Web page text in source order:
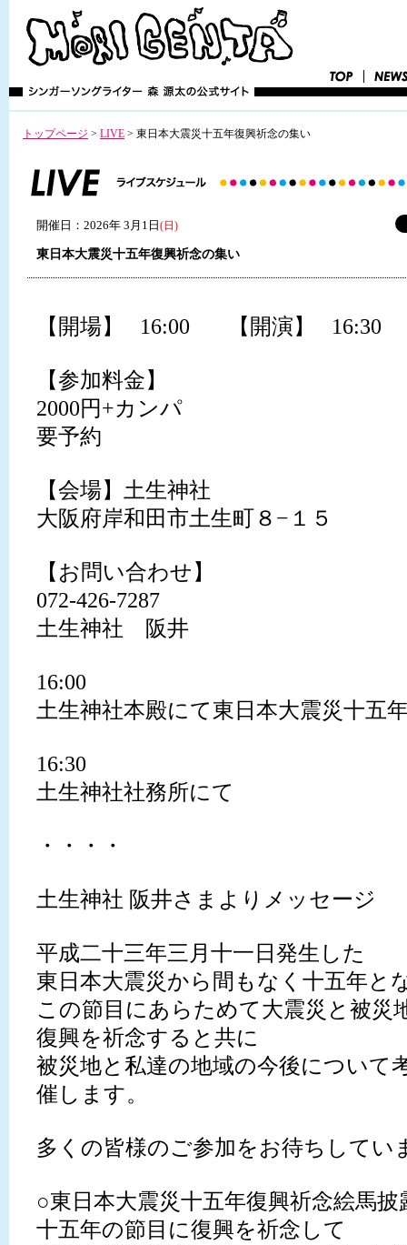
トップページ > LIVE > 東日本大震災十五年復興祈念の集い
開催日：2026年 3月1日 (日)
東日本大震災十五年復興祈念の集い
【開場】 16:00 【開演】 16:30
【参加料金】
2000円+カンパ
要予約
【会場】土生神社
大阪府岸和田市土生町８−１５
【お問い合わせ】
072-426-7287
土生神社 阪井
16:00
土生神社本殿にて東日本大震災十五
16:30
土生神社社務所にて
・・・・
土生神社 阪井さまよりメッセージ
平成二十三年三月十一日発生した
東日本大震災から間もなく十五年と
この節目にあらためて大震災と被災
復興を祈念すると共に
被災地と私達の地域の今後について
催します。
多くの皆様のご参加をお待ちしてい
○東日本大震災十五年復興祈念絵馬披
十五年の節目に復興を祈念して